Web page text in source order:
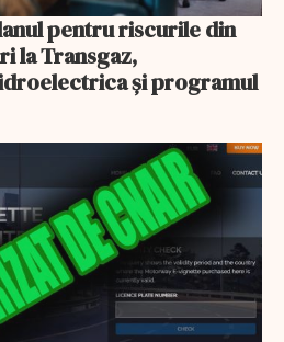
pentru riscurile din
la Transgaz,
și programul